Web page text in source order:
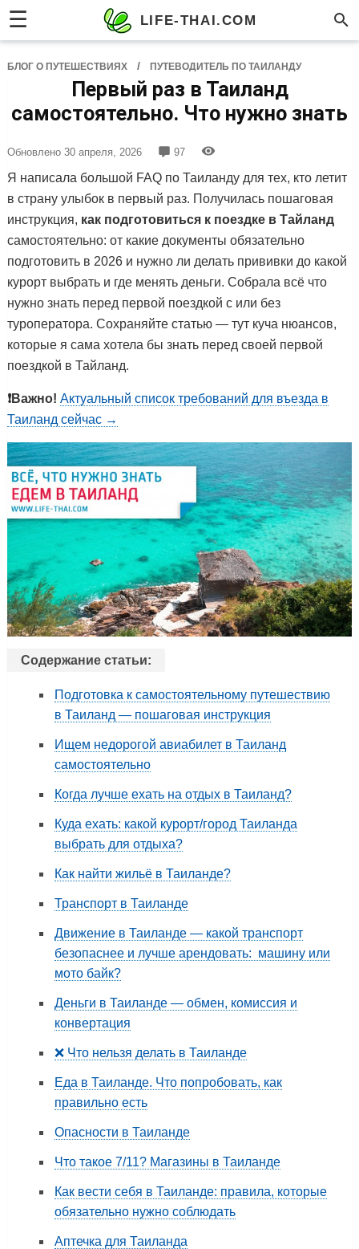
☰ LIFE-THAI.COM
БЛОГ О ПУТЕШЕСТВИЯХ / ПУТЕВОДИТЕЛЬ ПО ТАИЛАНДУ
Первый раз в Таиланд
самостоятельно. Что нужно знать
Обновлено 30 апреля, 2026 97
Я написала большой FAQ по Таиланду для тех, кто летит
в страну улыбок в первый раз. Получилась пошаговая
инструкция, как подготовиться к поездке в Тайланд
самостоятельно: от какие документы обязательно
подготовить в 2026 и нужно ли делать прививки до какой
курорт выбрать и где менять деньги. Собрала всё что
нужно знать перед первой поездкой с или без
туроператора. Сохраняйте статью — тут куча нюансов,
которые я сама хотела бы знать перед своей первой
поездкой в Тайланд.
❗️Важно! Актуальный список требований для въезда в
Таиланд сейчас →
Содержание статьи:
Подготовка к самостоятельному путешествию
в Таиланд — пошаговая инструкция
Ищем недорогой авиабилет в Таиланд
самостоятельно
Когда лучше ехать на отдых в Таиланд?
Куда ехать: какой курорт/город Таиланда
выбрать для отдыха?
Как найти жильё в Таиланде?
Транспорт в Таиланде
Движение в Таиланде — какой транспорт
безопаснее и лучше арендовать: машину или
мото байк?
Деньги в Таиланде — обмен, комиссия и
конвертация
❌ Что нельзя делать в Таиланде
Еда в Таиланде. Что попробовать, как
правильно есть
Опасности в Таиланде
Что такое 7/11? Магазины в Таиланде
Как вести себя в Таиланде: правила, которые
обязательно нужно соблюдать
Аптечка для Таиланда